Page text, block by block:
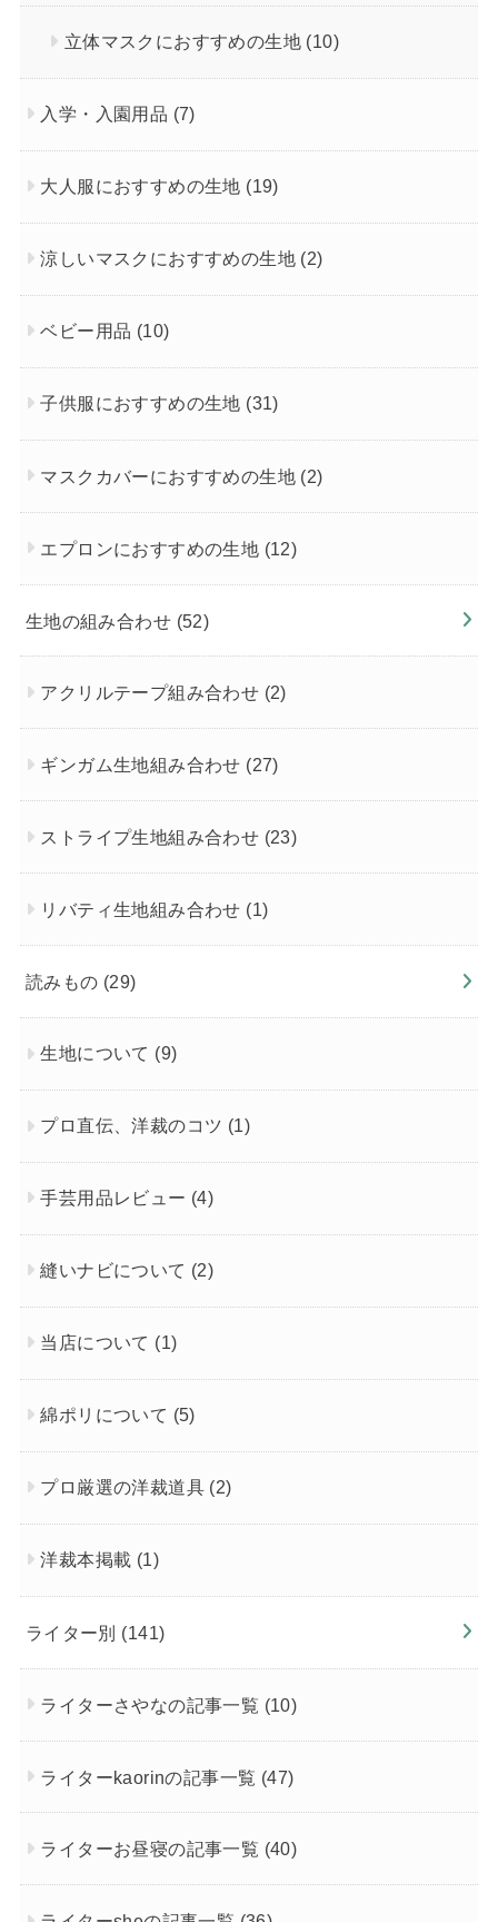
立体マスクにおすすめの生地 (10)
入学・入園用品 (7)
大人服におすすめの生地 (19)
涼しいマスクにおすすめの生地 (2)
ベビー用品 (10)
子供服におすすめの生地 (31)
マスクカバーにおすすめの生地 (2)
エプロンにおすすめの生地 (12)
生地の組み合わせ (52)
アクリルテープ組み合わせ (2)
ギンガム生地組み合わせ (27)
ストライプ生地組み合わせ (23)
リバティ生地組み合わせ (1)
読みもの (29)
生地について (9)
プロ直伝、洋裁のコツ (1)
手芸用品レビュー (4)
縫いナビについて (2)
当店について (1)
綿ポリについて (5)
プロ厳選の洋裁道具 (2)
洋裁本掲載 (1)
ライター別 (141)
ライターさやなの記事一覧 (10)
ライターkaorinの記事一覧 (47)
ライターお昼寝の記事一覧 (40)